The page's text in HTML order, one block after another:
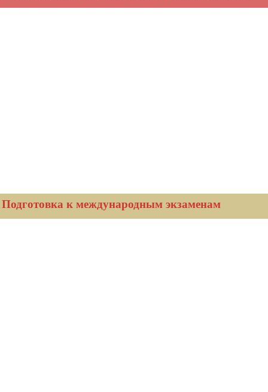
Подготовка к международным экзаменам